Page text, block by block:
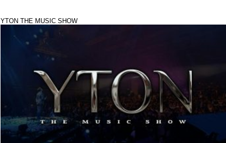
YTON THE MUSIC SHOW